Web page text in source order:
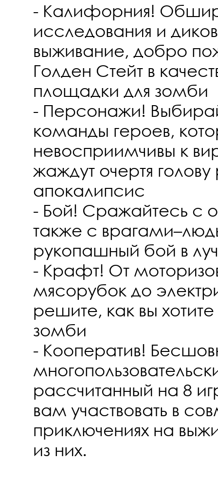
- Калифорния!
исследования и
выживание, добро
Голден Стейт в
площадки для зомби
- Персонажи!
команды героев,
невосприимчивы к
жаждут очертя голову
апокалипсис
- Бой! Сражайтесь с
также с
рукопашный бой в
- Крафт! От
мясорубок до
решите, как вы
зомби
- Кооператив!
рассчитанный на 8
вам участвовать в
приключениях на
из них.